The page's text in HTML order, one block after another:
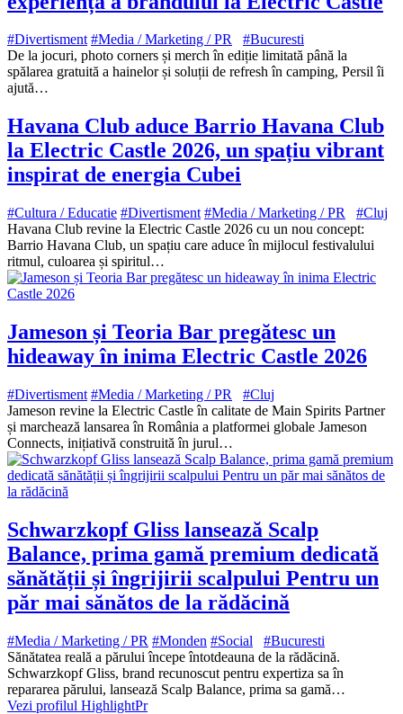
#Divertisment #Media / Marketing / PR
#Bucuresti
De la jocuri, photo corners și merch în ediție limitată până la
spălarea gratuită a hainelor și soluții de refresh în camping, Persil îi
ajută…
Havana Club aduce Barrio Havana Club
la Electric Castle 2026, un spațiu vibrant
inspirat de energia Cubei
#Cultura / Educatie #Divertisment #Media / Marketing / PR
#Cluj
Havana Club revine la Electric Castle 2026 cu un nou concept:
Barrio Havana Club, un spațiu care aduce în mijlocul festivalului
ritmul, culoarea și spiritul…
Jameson și Teoria Bar pregătesc un
hideaway în inima Electric Castle 2026
#Divertisment #Media / Marketing / PR
#Cluj
Jameson revine la Electric Castle în calitate de Main Spirits Partner
și marchează lansarea în România a platformei globale Jameson
Connects, inițiativă construită în jurul…
Schwarzkopf Gliss lansează Scalp
Balance, prima gamă premium dedicată
sănătății și îngrijirii scalpului Pentru un
păr mai sănătos de la rădăcină
#Media / Marketing / PR #Monden #Social
#Bucuresti
Sănătatea reală a părului începe întotdeauna de la rădăcină.
Schwarzkopf Gliss, brand recunoscut pentru expertiza sa în
repararea părului, lansează Scalp Balance, prima sa gamă…
Vezi profilul HighlightPr